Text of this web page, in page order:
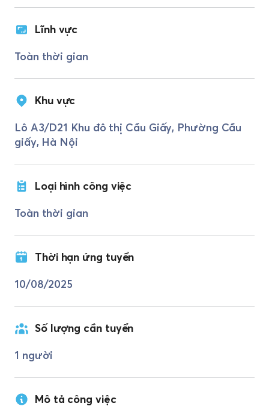
Lĩnh vực
Toàn thời gian
Khu vực
Lô A3/D21 Khu đô thị Cầu Giấy, Phường Cầu
giấy, Hà Nội
Loại hình công việc
Toàn thời gian
Thời hạn ứng tuyển
10/08/2025
Số lượng cần tuyển
1 người
Mô tả công việc